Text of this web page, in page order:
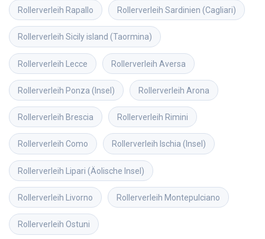
Rollerverleih Rapallo Rollerverleih Sardinien (Cagliari)
Rollerverleih Sicily island (Taormina)
Rollerverleih Lecce Rollerverleih Aversa
Rollerverleih Ponza (Insel) Rollerverleih Arona
Rollerverleih Brescia Rollerverleih Rimini
Rollerverleih Como Rollerverleih Ischia (Insel)
Rollerverleih Lipari (Äolische Insel)
Rollerverleih Livorno Rollerverleih Montepulciano
Rollerverleih Ostuni